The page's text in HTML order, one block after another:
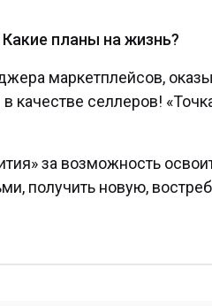
планы на жизнь?
маркетплейсов,
качестве селлеров!
за возможность
получить новую,